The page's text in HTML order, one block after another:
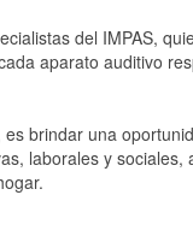
del IMPAS,
aparato auditivo
brindar una
laborales y